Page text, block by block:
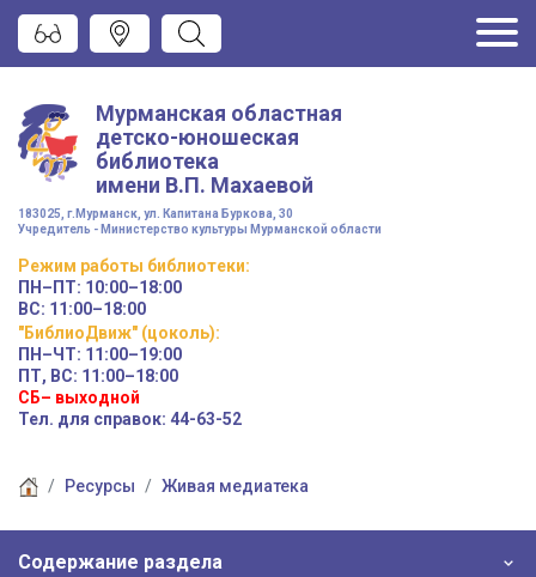
Мурманская областная
детско-юношеская
библиотека
имени В.П. Махаевой
183025, г.Мурманск, ул. Капитана Буркова, 30
Учредитель - Министерство культуры Мурманской области
Режим работы библиотеки:
ПН–ПТ: 10:00–18:00
ВС: 11:00–18:00
"БиблиоДвиж" (цоколь):
ПН–ЧТ: 11:00–19:00
ПТ, ВС: 11:00–18:00
СБ– выходной
Тел. для справок: 44-63-52
Ресурсы Живая медиатека
Содержание раздела